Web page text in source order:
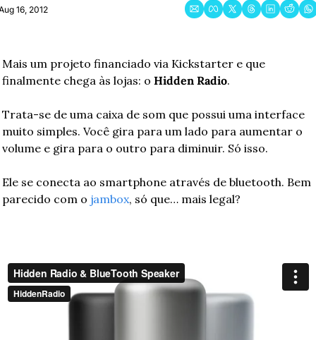
16, 2012
Mais um projeto financiado via Kickstarter e que
finalmente chega às lojas: o Hidden Radio.
Trata-se de uma caixa de som que possui uma interface
muito simples. Você gira para um lado para aumentar o
volume e gira para o outro para diminuir. Só isso.
Ele se conecta ao smartphone através de bluetooth. Bem
parecido com o jambox, só que… mais legal?